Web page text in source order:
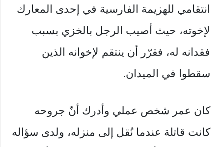
انتقامي للهزيمة الفارسية في إحدى المعارك
لإخوته، حيث أصيب الرجل بالخزي بسبب
فقدانه له، فقرّر أن ينتقم لإخوانه الذين
سقطوا في الميدان.
كان عمر شخص عملي وأدرك أنّ جروحه
كانت قاتلة عندما نُقل إلى منزله، ولدى سؤاله